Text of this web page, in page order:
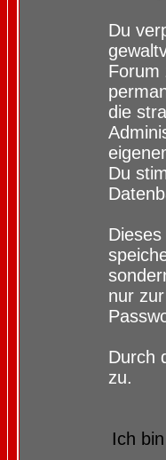
Du
Forum
die
Du
nur
Durch
zu.
Ich